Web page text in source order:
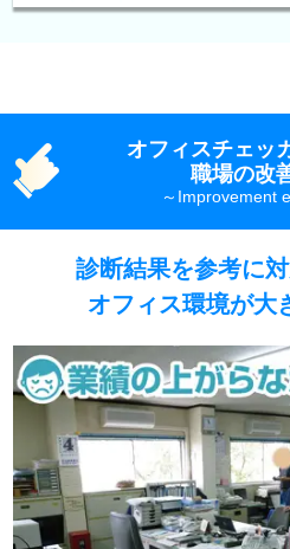
オフィスチェッ
職場の改
診断結果を参考に
オフィス環境が大